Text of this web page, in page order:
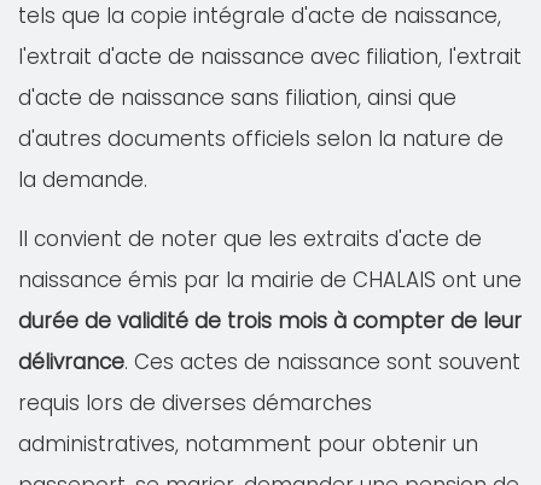
tels que la copie intégrale d'acte de naissance,
l'extrait d'acte de naissance avec filiation, l'extrait
d'acte de naissance sans filiation, ainsi que
d'autres documents officiels selon la nature de
la demande.
Il convient de noter que les extraits d'acte de
naissance émis par la mairie de CHALAIS ont une
durée de validité de trois mois à compter de leur
délivrance. Ces actes de naissance sont souvent
requis lors de diverses démarches
administratives, notamment pour obtenir un